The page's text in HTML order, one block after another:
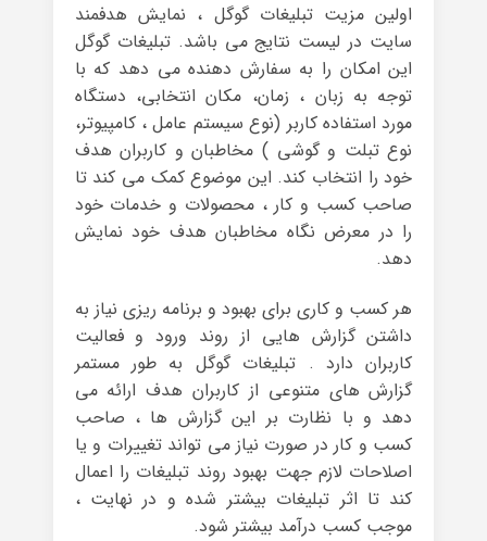
اولین مزیت تبلیغات گوگل ، نمایش هدفمند
سایت در لیست نتایج می باشد. تبلیغات گوگل
این امکان را به سفارش دهنده می دهد که با
توجه به زبان ، زمان، مکان انتخابی، دستگاه
مورد استفاده کاربر (نوع سیستم عامل ، کامپیوتر،
نوع تبلت و گوشی ) مخاطبان و کاربران هدف
خود را انتخاب کند. این موضوع کمک می کند تا
صاحب کسب و کار ، محصولات و خدمات خود
را در معرض نگاه مخاطبان هدف خود نمایش
دهد.
هر کسب و کاری برای بهبود و برنامه ریزی نیاز به
داشتن گزارش هایی از روند ورود و فعالیت
کاربران دارد . تبلیغات گوگل به طور مستمر
گزارش های متنوعی از کاربران هدف ارائه می
دهد و با نظارت بر این گزارش ها ، صاحب
کسب و کار در صورت نیاز می تواند تغییرات و یا
اصلاحات لازم جهت بهبود روند تبلیغات را اعمال
کند تا اثر تبلیغات بیشتر شده و در نهایت ،
موجب کسب درآمد بیشتر شود.